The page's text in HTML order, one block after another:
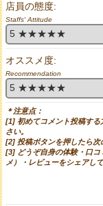
店員の態度:
Staffs' Attitude
オススメ度:
Recommendation
＊注意点：
[1] 初めてコメント投稿する
さい。
[2] 投稿ボタンを押したら次
[3] どうぞ自身の体験・口コ
メ）・レビューをシェアして